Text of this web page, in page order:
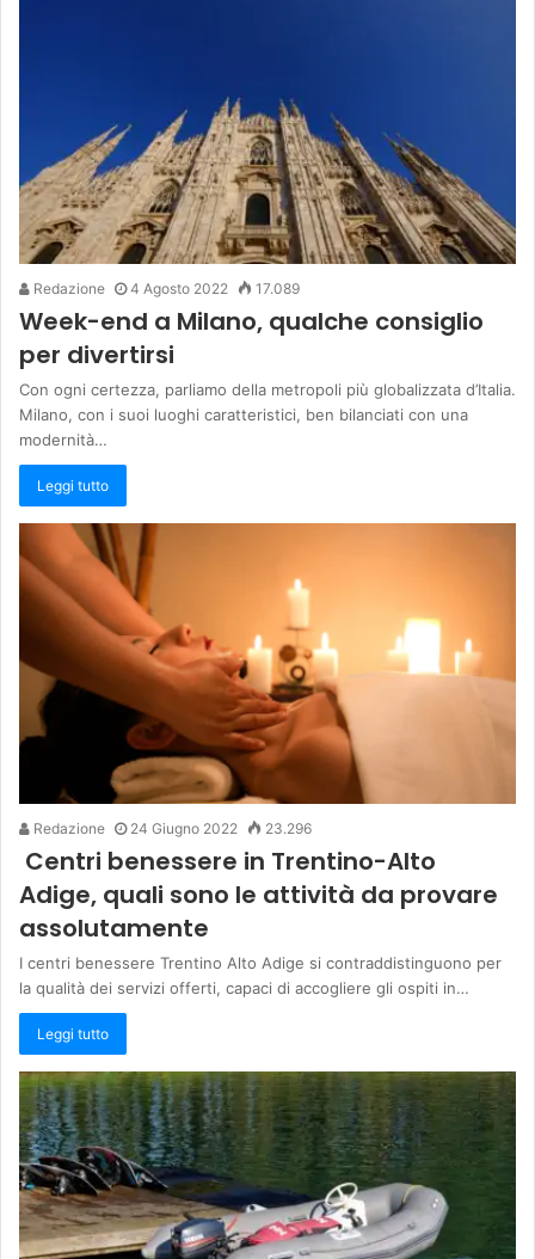
Redazione 4 Agosto 2022 17.089
Week-end a Milano, qualche consiglio
per divertirsi
Con ogni certezza, parliamo della metropoli più globalizzata d’Italia.
Milano, con i suoi luoghi caratteristici, ben bilanciati con una
modernità…
Leggi tutto
Redazione 24 Giugno 2022 23.296
Centri benessere in Trentino-Alto
Adige, quali sono le attività da provare
assolutamente
I centri benessere Trentino Alto Adige si contraddistinguono per
la qualità dei servizi offerti, capaci di accogliere gli ospiti in…
Leggi tutto